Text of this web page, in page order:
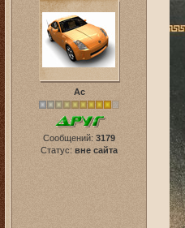
Ас
Сообщений: 3179
Статус: вне сайта